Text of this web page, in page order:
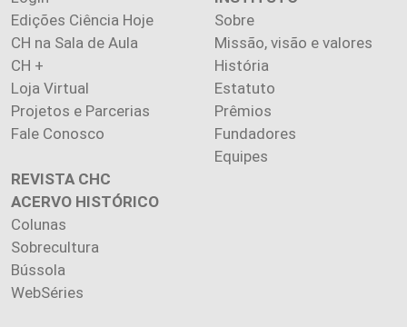
Edições Ciência Hoje
CH na Sala de Aula
CH +
Loja Virtual
Projetos e Parcerias
Fale Conosco
Sobre
Missão, visão e valores
História
Estatuto
Prêmios
Fundadores
Equipes
REVISTA CHC
ACERVO HISTÓRICO
Colunas
Sobrecultura
Bússola
WebSéries